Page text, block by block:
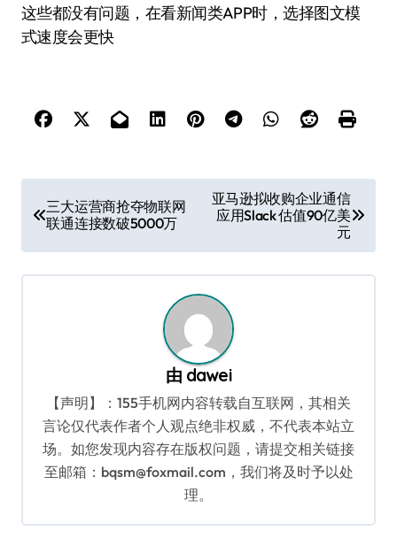
这些都没有问题，在看新闻类APP时，选择图文模
式速度会更快
章
导
航
三大运营商抢夺物联网
联通连接数破5000万
亚马逊拟收购企业通信
应用Slack 估值90亿美
元
由 dawei
【声明】：155手机网内容转载自互联网，其相关
言论仅代表作者个人观点绝非权威，不代表本站立
场。如您发现内容存在版权问题，请提交相关链接
至邮箱：bqsm@foxmail.com，我们将及时予以处
理。